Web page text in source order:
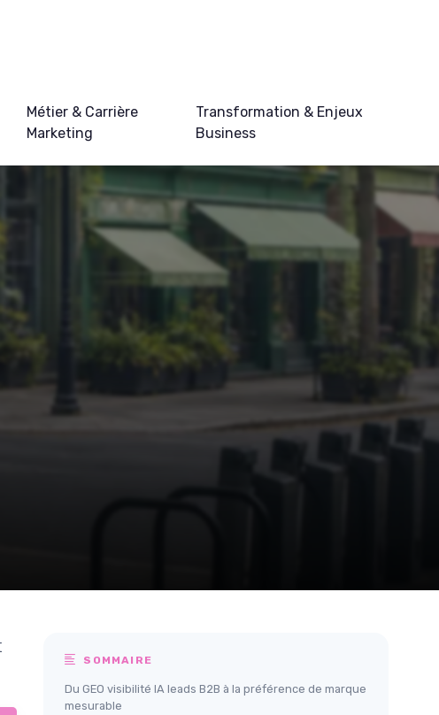
Métier & Carrière
Marketing
Transformation & Enjeux
Business
SOMMAIRE
Du GEO visibilité IA leads B2B à la préférence de marque
mesurable